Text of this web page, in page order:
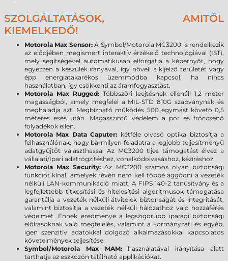
SZOLGÁLTATÁSOK, AMITŐL
KIEMELKEDŐ!
Motorola Max Sensor:A Symbol/Motorola MC3200 is rendelkezik
az elődjében megismert interaktív érzékelő technológiával (IST),
mely segítségével automatikusan elforgatja a képernyőt, hogy
egyezzen a készülék irányával, így növeli a kijelző területét vagy
épp energiatakarékos üzemmódba kapcsol, ha nincs
használatban, így csökkenti az áramfogyasztást.
Motorola Max Rugged: Többszöri leejtésnek ellenáll 1,2 méter
magasságból, amely megfelel a MIL-STD 810G szabványnak és
meghaladja azt. Megbízható működés 500 egymást követő 0,5
méteres esés után. Magasszintű védelem a por és fröccsenő
folyadékok ellen.
Motorola Max Data Caputer: kétféle olvasó optika biztosítja a
felhasználónak, hogy bármilyen feladatra a legjobb teljesítményű
adatgyűjtőt választhassa. Az MC3200 tljes támogatást élvez a
vállalati/Ipari adatrögzítéshez, vonalkódolvasáshoz, kézíráshoz.
Motorola Max Security:Az MC3200 számos olyan biztonsági
funkciót kínál, amelyek révén nem kell többé aggódni a vezeték
nélküli LAN-kommunikáció miatt. A FIPS 140-2 tanúsítvány és a
legfejlettebb titkosítási és hitelesítési algoritmusok támogatása
garantálja a vezeték nélküli átvitelek biztonságát és integritását,
valamint biztosítja a vezeték nélküli hálózathoz való hozzáférés
védelmét. Ennek eredménye a legszigorúbb iparági biztonsági
előírásoknak való megfelelés, valamint a kormányzati és egyéb,
igen szenzitív adatokkal dolgozó alkalmazásokkal kapcsolatos
követelmények teljesítése.
Symbol/Motorola Max MAM:használatával irányítása alatt
tarthatja az eszközön található applikációkat.